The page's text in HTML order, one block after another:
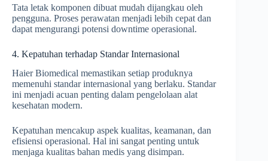
Tata letak komponen dibuat mudah dijangkau oleh
pengguna. Proses perawatan menjadi lebih cepat dan
dapat mengurangi potensi downtime operasional.
4. Kepatuhan terhadap Standar Internasional
Haier Biomedical memastikan setiap produknya
memenuhi standar internasional yang berlaku. Standar
ini menjadi acuan penting dalam pengelolaan alat
kesehatan modern.
Kepatuhan mencakup aspek kualitas, keamanan, dan
efisiensi operasional. Hal ini sangat penting untuk
menjaga kualitas bahan medis yang disimpan.